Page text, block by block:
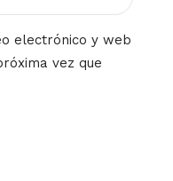
electrónico y web
vez que